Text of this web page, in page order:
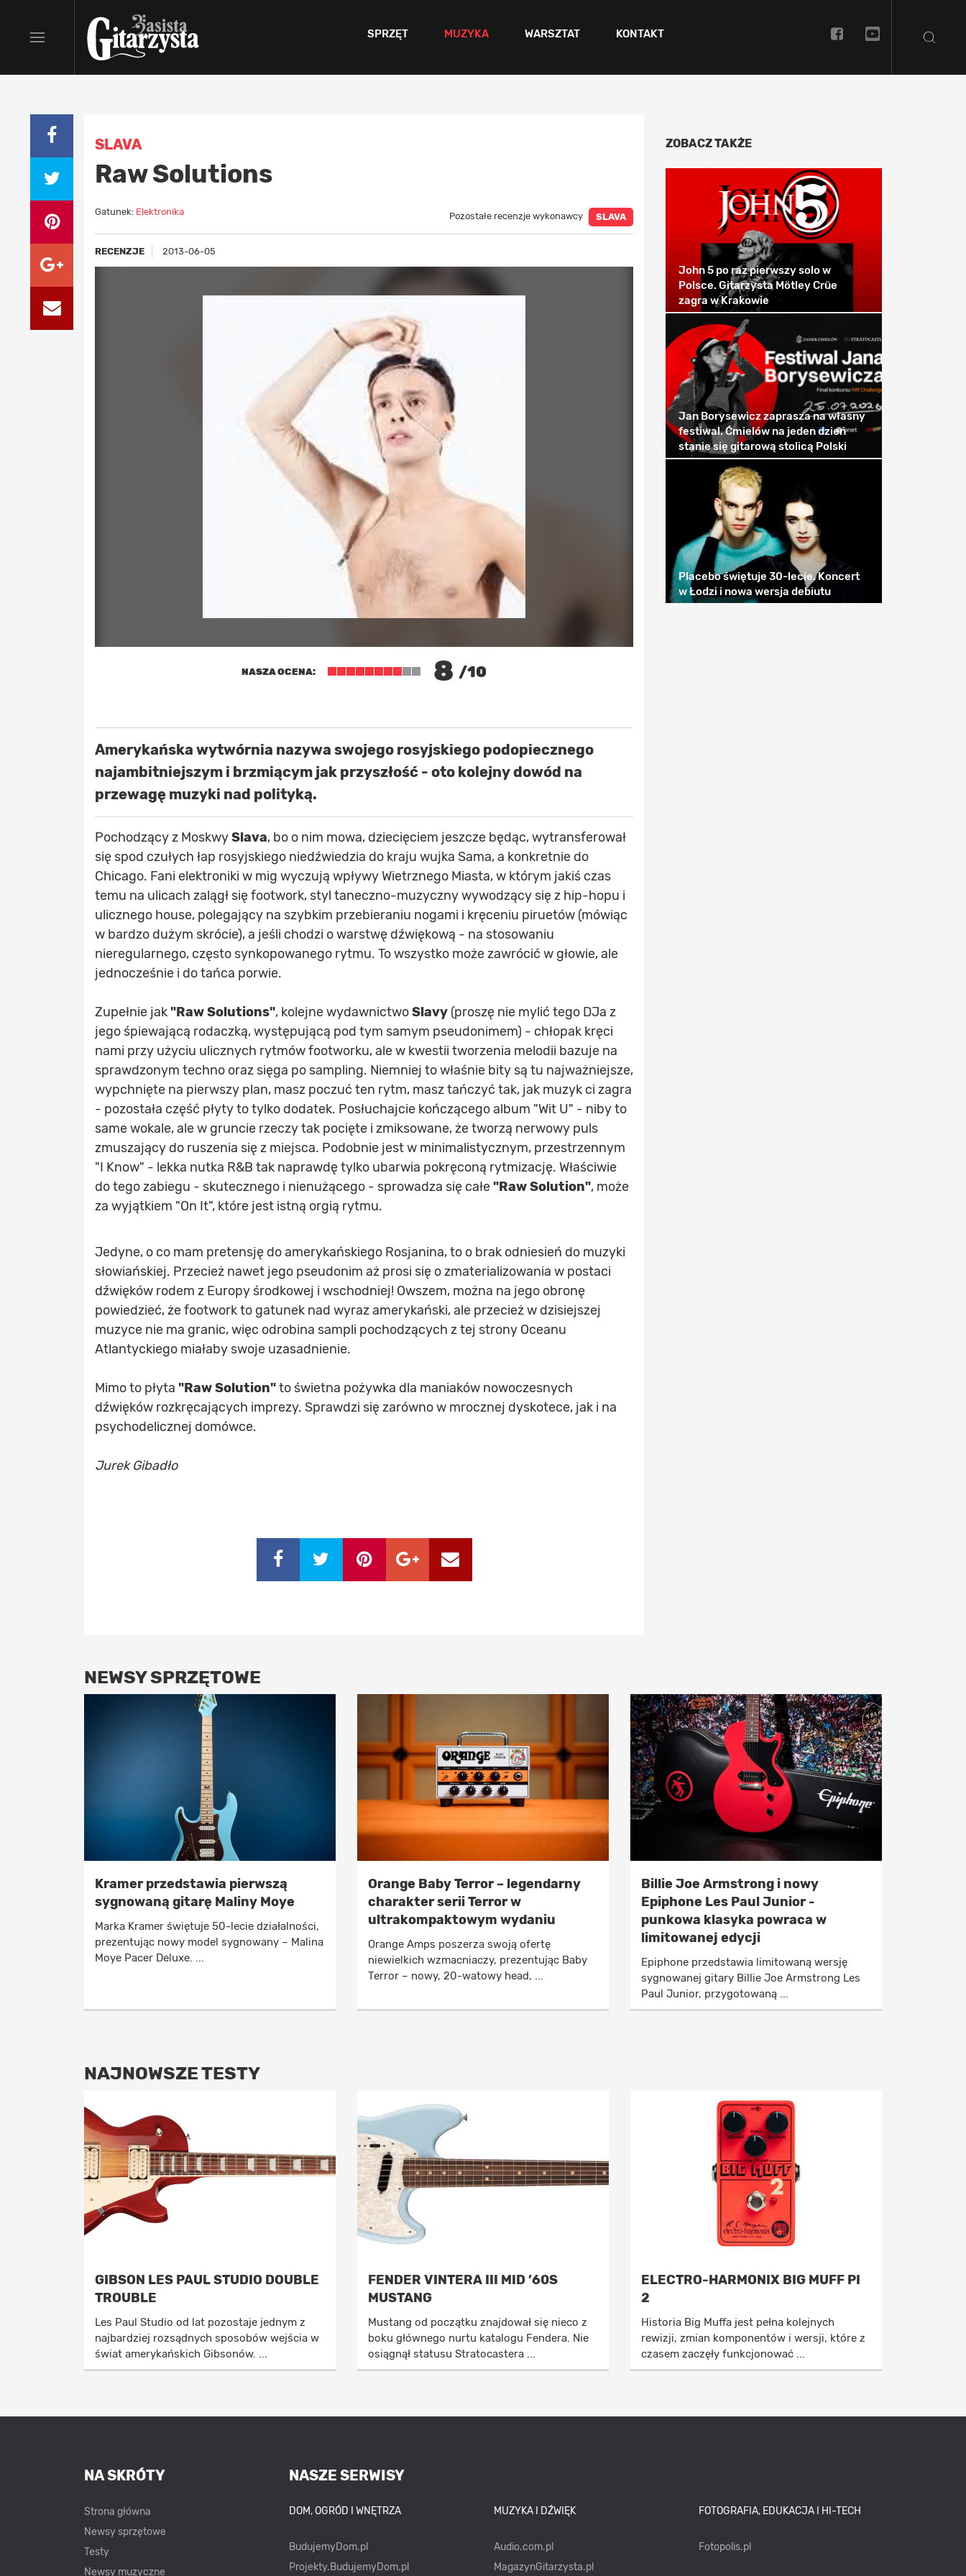
SPRZĘT MUZYKA WARSZTAT KONTAKT
SLAVA
Raw Solutions
Gatunek: Elektronika Pozostałe recenzje wykonawcy SLAVA
RECENZJE 2013-06-05
NASZA OCENA: 8/10
Amerykańska wytwórnia nazywa swojego rosyjskiego podopiecznego
najambitniejszym i brzmiącym jak przyszłość - oto kolejny dowód na
przewagę muzyki nad polityką.
Pochodzący z MoskwySlava, bo o nim mowa, dziecięciem jeszcze będąc, wytransferował
się spod czułych łap rosyjskiego niedźwiedzia do kraju wujka Sama, a konkretnie do
Chicago. Fani elektroniki w mig wyczują wpływy Wietrznego Miasta, w którym jakiś czas
temu na ulicach zalągł się footwork, styl taneczno-muzyczny wywodzący się z hip-hopu i
ulicznego house, polegający na szybkim przebieraniu nogami i kręceniu piruetów (mówiąc
w bardzo dużym skrócie), a jeśli chodzi o warstwę dźwiękową - na stosowaniu
nieregularnego, często synkopowanego rytmu. To wszystko może zawrócić w głowie, ale
jednocześnie i do tańca porwie.
Zupełnie jak"Raw Solutions", kolejne wydawnictwoSlavy (proszę nie mylić tego DJa z
jego śpiewającą rodaczką, występującą pod tym samym pseudonimem) - chłopak kręci
nami przy użyciu ulicznych rytmów footworku, ale w kwestii tworzenia melodii bazuje na
sprawdzonym techno oraz sięga po sampling. Niemniej to właśnie bity są tu najważniejsze,
wypchnięte na pierwszy plan, masz poczuć ten rytm, masz tańczyć tak, jak muzyk ci zagra
- pozostała część płyty to tylko dodatek. Posłuchajcie kończącego album "Wit U" - niby to
same wokale, ale w gruncie rzeczy tak pocięte i zmiksowane, że tworzą nerwowy puls
zmuszający do ruszenia się z miejsca. Podobnie jest w minimalistycznym, przestrzennym
"I Know" - lekka nutka R&B tak naprawdę tylko ubarwia pokręconą rytmizację. Właściwie
do tego zabiegu - skutecznego i nienużącego - sprowadza się całe"Raw Solution", może
za wyjątkiem "On It", które jest istną orgią rytmu.
Jedyne, o co mam pretensję do amerykańskiego Rosjanina, to o brak odniesień do muzyki
słowiańskiej. Przecież nawet jego pseudonim aż prosi się o zmaterializowania w postaci
dźwięków rodem z Europy środkowej i wschodniej! Owszem, można na jego obronę
powiedzieć, że footwork to gatunek nad wyraz amerykański, ale przecież w dzisiejszej
muzyce nie ma granic, więc odrobina sampli pochodzących z tej strony Oceanu
Atlantyckiego miałaby swoje uzasadnienie.
Mimo to płyta "Raw Solution"to świetna pożywka dla maniaków nowoczesnych
dźwięków rozkręcających imprezy. Sprawdzi się zarówno w mrocznej dyskotece, jak i na
psychodelicznej domówce.
Jurek Gibadło
ZOBACZ TAKŻE
John 5 po raz pierwszy solo w
Polsce. Gitarzysta Mötley Crüe
zagra w Krakowie
Jan Borysewicz zaprasza na własny
festiwal. Ćmielów na jeden dzień
stanie się gitarową stolicą Polski
Placebo świętuje 30-lecie. Koncert
w Łodzi i nowa wersja debiutu
NEWSY SPRZĘTOWE
Kramer przedstawia pierwszą
sygnowaną gitarę Maliny Moye
Marka Kramer świętuje 50-lecie działalności,
prezentując nowy model sygnowany – Malina
Moye Pacer Deluxe. ...
Orange Baby Terror – legendarny
charakter serii Terror w
ultrakompaktowym wydaniu
Orange Amps poszerza swoją ofertę
niewielkich wzmacniaczy, prezentując Baby
Terror – nowy, 20-watowy head, ...
Billie Joe Armstrong i nowy
Epiphone Les Paul Junior -
punkowa klasyka powraca w
limitowanej edycji
Epiphone przedstawia limitowaną wersję
sygnowanej gitary Billie Joe Armstrong Les
Paul Junior, przygotowaną ...
NAJNOWSZE TESTY
GIBSON LES PAUL STUDIO DOUBLE
TROUBLE
Les Paul Studio od lat pozostaje jednym z
najbardziej rozsądnych sposobów wejścia w
świat amerykańskich Gibsonów. ...
FENDER VINTERA III MID ’60S
MUSTANG
Mustang od początku znajdował się nieco z
boku głównego nurtu katalogu Fendera. Nie
osiągnął statusu Stratocastera ...
ELECTRO-HARMONIX BIG MUFF PI
2
Historia Big Muffa jest pełna kolejnych
rewizji, zmian komponentów i wersji, które z
czasem zaczęły funkcjonować ...
NASZE SERWISY
DOM, OGRÓD I WNĘTRZA
BudujemyDom.pl
Projekty.BudujemyDom.pl
MUZYKA I DŹWIĘK
Audio.com.pl
MagazynGitarzysta.pl
FOTOGRAFIA, EDUKACJA I HI-TECH
Fotopolis.pl
NA SKRÓTY
Strona główna
Newsy sprzętowe
Testy
Newsy muzyczne